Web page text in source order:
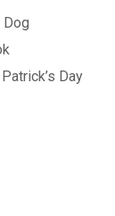
Dog
Day